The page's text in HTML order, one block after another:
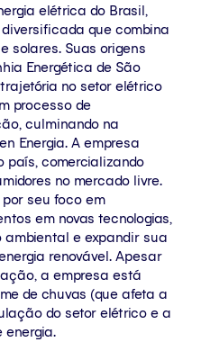
elétrica do Brasil,
que combina
solares. Suas origens
Energética de São
no setor elétrico
processo de
culminando na
Energia. A empresa
país, comercializando
no mercado livre.
seu foco em
em novas tecnologias,
e expandir sua
renovável. Apesar
a empresa está
de chuvas (que afeta a
do setor elétrico e a
energia.